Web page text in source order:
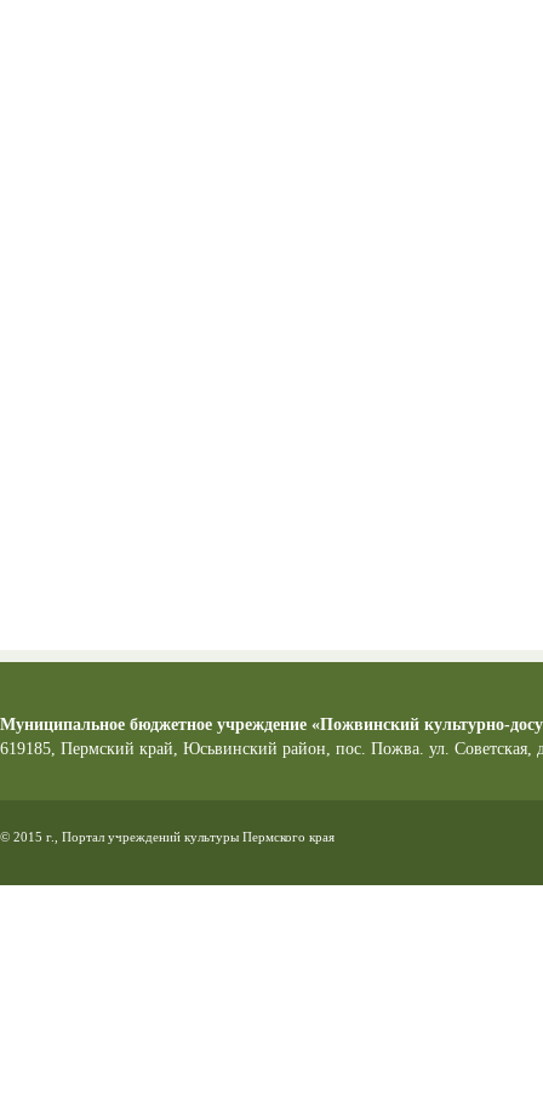
Муниципальное бюджетное учреждение «Пожвинский культурно-
619185, Пермский край, Юсьвинский район, пос. Пожва. ул. Советская,
© 2015 г., Портал учреждений культуры Пермского края